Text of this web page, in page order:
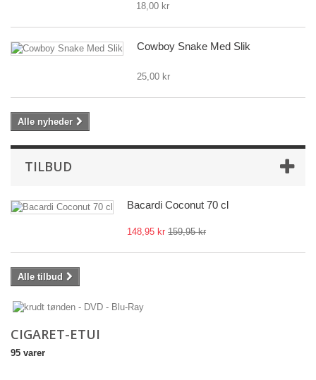
18,00 kr
Cowboy Snake Med Slik
25,00 kr
Alle nyheder
TILBUD
Bacardi Coconut 70 cl
148,95 kr 159,95 kr
Alle tilbud
CIGARET-ETUI
95 varer